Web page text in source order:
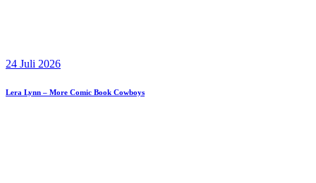
24 Juli 2026
Lera Lynn – More Comic Book Cowboys